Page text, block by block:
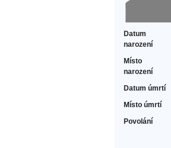
Datum
narození
Místo
narození
Datum úmrtí
Místo úmrtí
Povolání